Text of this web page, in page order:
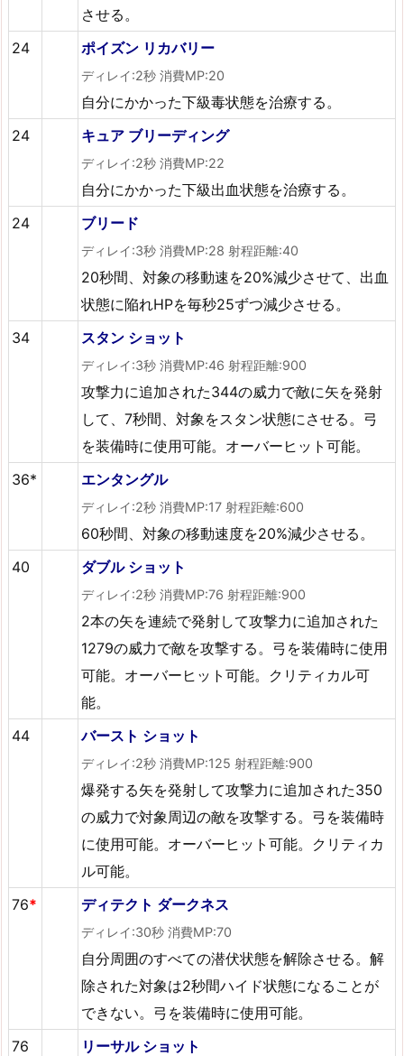
させる。
24
ポイズン リカバリー
ディレイ:2秒 消費MP:20
自分にかかった下級毒状態を治療する。
24
キュア ブリーディング
ディレイ:2秒 消費MP:22
自分にかかった下級出血状態を治療する。
24
ブリード
ディレイ:3秒 消費MP:28 射程距離:40
20秒間、対象の移動速を20%減少させて、出血
状態に陥れHPを毎秒25ずつ減少させる。
34
スタン ショット
ディレイ:3秒 消費MP:46 射程距離:900
攻撃力に追加された344の威力で敵に矢を発射
して、7秒間、対象をスタン状態にさせる。弓
を装備時に使用可能。オーバーヒット可能。
36*
エンタングル
ディレイ:2秒 消費MP:17 射程距離:600
60秒間、対象の移動速度を20%減少させる。
40
ダブル ショット
ディレイ:2秒 消費MP:76 射程距離:900
2本の矢を連続で発射して攻撃力に追加された
1279の威力で敵を攻撃する。弓を装備時に使用
可能。オーバーヒット可能。クリティカル可
能。
44
バースト ショット
ディレイ:2秒 消費MP:125 射程距離:900
爆発する矢を発射して攻撃力に追加された350
の威力で対象周辺の敵を攻撃する。弓を装備時
に使用可能。オーバーヒット可能。クリティカ
ル可能。
76* ディテクト ダークネス
ディレイ:30秒 消費MP:70
自分周囲のすべての潜伏状態を解除させる。解
除された対象は2秒間ハイド状態になることが
できない。弓を装備時に使用可能。
76
リーサル ショット